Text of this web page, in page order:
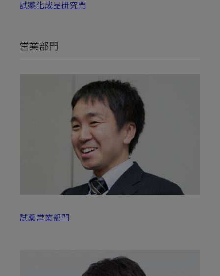
試薬化成品研究門
営業部門
試薬営業部門